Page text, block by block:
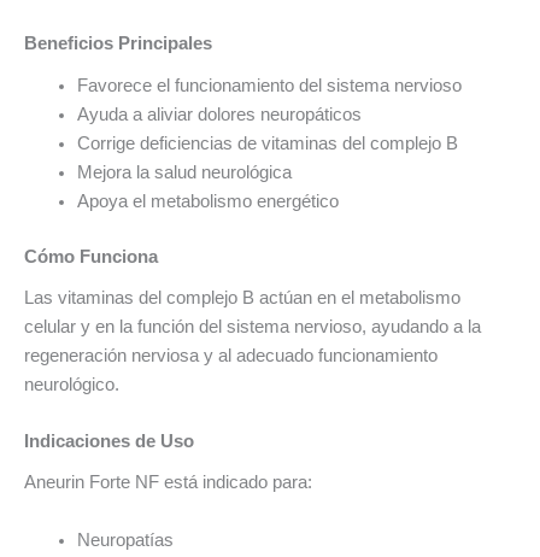
Beneficios Principales
Favorece el funcionamiento del sistema nervioso
Ayuda a aliviar dolores neuropáticos
Corrige deficiencias de vitaminas del complejo B
Mejora la salud neurológica
Apoya el metabolismo energético
Cómo Funciona
Las vitaminas del complejo B actúan en el metabolismo
celular y en la función del sistema nervioso, ayudando a la
regeneración nerviosa y al adecuado funcionamiento
neurológico.
Indicaciones de Uso
Aneurin Forte NF está indicado para:
Neuropatías